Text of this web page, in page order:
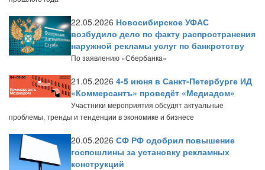
22.05.2026 Новосибирское УФАС
возбудило дело по факту распространения
наружной рекламы услуг по банкротству
По заявлению «Сбербанка»
21.05.2026 4-5 июня в Санкт-Петербурге ИД
«Коммерсантъ» проведёт «Медиадом»
Участники мероприятия обсудят актуальные
проблемы, тренды и тенденции в экономике и бизнесе
20.05.2026 СФ РФ одобрил повышение
госпошлины за установку рекламных
конструкций